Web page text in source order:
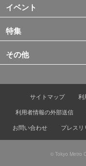
イベント
特集
その他
サイトマップ 利
利用者情報の外部送信
お問い合わせ
プレス
© Tokyo Metro